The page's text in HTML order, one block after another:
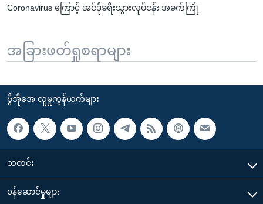
Coronavirus ကြောင့် အင်ဒိုခရီးသွားလုပ်ငန်း အခက်ကြုံ
အခြားဖတ်ရှုစရာများ
ဗွီအိုအေ လူမှုကွန်ယက်များ
သတင်း
၀န်ဆောင်မှုများ